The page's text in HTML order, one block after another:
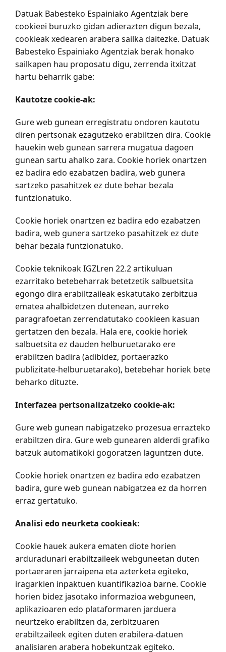
Datuak Babesteko Espainiako Agentziak bere
cookieei buruzko gidan adierazten digun bezala,
cookieak xedearen arabera sailka daitezke. Datuak
Babesteko Espainiako Agentziak berak honako
sailkapen hau proposatu digu, zerrenda itxitzat
hartu beharrik gabe:
Kautotze cookie-ak:
Gure web gunean erregistratu ondoren kautotu
diren pertsonak ezagutzeko erabiltzen dira. Cookie
hauekin web gunean sarrera mugatua dagoen
gunean sartu ahalko zara. Cookie horiek onartzen
ez badira edo ezabatzen badira, web gunera
sartzeko pasahitzek ez dute behar bezala
funtzionatuko.
Cookie horiek onartzen ez badira edo ezabatzen
badira, web gunera sartzeko pasahitzek ez dute
behar bezala funtzionatuko.
Cookie teknikoak IGZLren 22.2 artikuluan
ezarritako betebeharrak betetzetik salbuetsita
egongo dira erabiltzaileak eskatutako zerbitzua
ematea ahalbidetzen dutenean, aurreko
paragrafoetan zerrendatutako cookieen kasuan
gertatzen den bezala. Hala ere, cookie horiek
salbuetsita ez dauden helburuetarako ere
erabiltzen badira (adibidez, portaerazko
publizitate-helburuetarako), betebehar horiek bete
beharko dituzte.
Interfazea pertsonalizatzeko cookie-ak:
Gure web gunean nabigatzeko prozesua errazteko
erabiltzen dira. Gure web gunearen alderdi grafiko
batzuk automatikoki gogoratzen laguntzen dute.
Cookie horiek onartzen ez badira edo ezabatzen
badira, gure web gunean nabigatzea ez da horren
erraz gertatuko.
Analisi edo neurketa cookieak:
Cookie hauek aukera ematen diote horien
arduradunari erabiltzaileek webguneetan duten
portaeraren jarraipena eta azterketa egiteko,
iragarkien inpaktuen kuantifikazioa barne. Cookie
horien bidez jasotako informazioa webguneen,
aplikazioaren edo plataformaren jarduera
neurtzeko erabiltzen da, zerbitzuaren
erabiltzaileek egiten duten erabilera-datuen
analisiaren arabera hobekuntzak egiteko.